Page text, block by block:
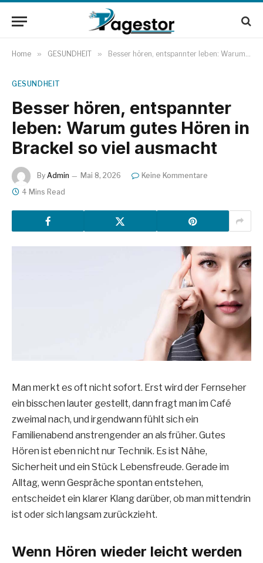
Home » GESUNDHEIT » Besser hören, entspannter leben: Warum gutes Hören in Brackel so viel ausmacht
GESUNDHEIT
Besser hören, entspannter
leben: Warum gutes Hören in
Brackel so viel ausmacht
By Admin Mai 8, 2026
Keine Kommentare
4 Mins Read
Man merkt es oft nicht sofort. Erst wird der Fernseher
ein bisschen lauter gestellt, dann fragt man im Café
zweimal nach, und irgendwann fühlt sich ein
Familienabend anstrengender an als früher. Gutes
Hören ist eben nicht nur Technik. Es ist Nähe,
Sicherheit und ein Stück Lebensfreude. Gerade im
Alltag, wenn Gespräche spontan entstehen,
entscheidet ein klarer Klang darüber, ob man mittendrin
ist oder sich langsam zurückzieht.
Wenn Hören wieder leicht werden